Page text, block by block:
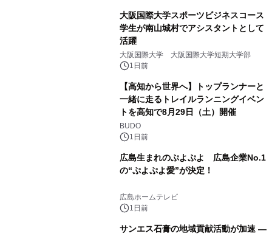
大阪国際大学スポーツビジネスコース
学生が南山城村でアシスタントとして
活躍
大阪国際大学 大阪国際大学短期大学部
1日前
【高知から世界へ】トップランナーと
一緒に走るトレイルランニングイベン
トを高知で8月29日（土）開催
BUDO
1日前
広島生まれのぷよぷよ 広島企業No.1
の“ぷよぷよ愛”が決定！
広島ホームテレビ
1日前
サンエス石膏の地域貢献活動が加速 ―